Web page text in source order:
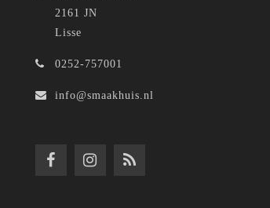
2161 JN
Lisse
0252-757001
info@smaakhuis.nl